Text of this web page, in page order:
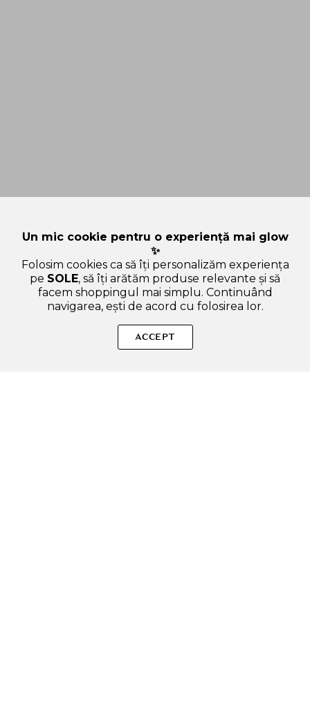
Produse autentice, conforme UE, alese responsabil.
Un mic cookie pentru o experiență mai glow
✨
Folosim cookies ca să îți personalizăm experiența
pe SOLE, să îți arătăm produse relevante și să
facem shoppingul mai simplu. Continuând
navigarea, ești de acord cu folosirea lor.
ACCEPT